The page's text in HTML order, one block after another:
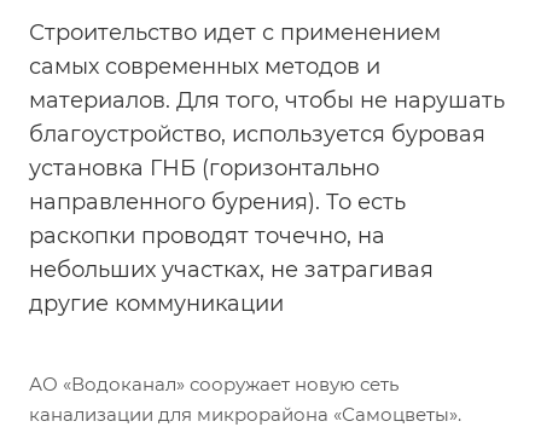
Строительство идет с применением
самых современных методов и
материалов. Для того, чтобы не нарушать
благоустройство, используется буровая
установка ГНБ (горизонтально
направленного бурения). То есть
раскопки проводят точечно, на
небольших участках, не затрагивая
другие коммуникации
АО «Водоканал» сооружает новую сеть
канализации для микрорайона «Самоцветы».